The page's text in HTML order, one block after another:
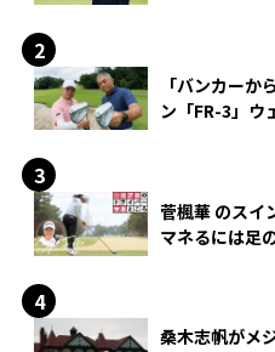
「バンカーか
ン「FR-3」ウ
菅楓華 のスイ
マネるには足
桑木志帆がメ